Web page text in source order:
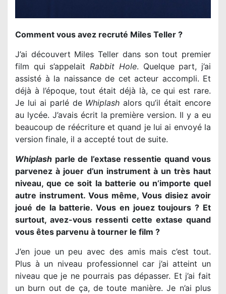
Comment vous avez recruté Miles Teller ?
J’ai découvert Miles Teller dans son tout premier
film qui s’appelaitRabbit Hole. Quelque part, j’ai
assisté à la naissance de cet acteur accompli. Et
déjà à l’époque, tout était déjà là, ce qui est rare.
Je lui ai parlé de Whiplash alors qu’il était encore
au lycée. J’avais écrit la première version. Il y a eu
beaucoup de réécriture et quand je lui ai envoyé la
version finale, il a accepté tout de suite.
Whiplash parle de l’extase ressentie quand vous
parvenez à jouer d’un instrument à un très haut
niveau, que ce soit la batterie ou n’importe quel
autre instrument. Vous même, Vous disiez avoir
joué de la batterie. Vous en jouez toujours ? Et
surtout, avez-vous ressenti cette extase quand
vous êtes parvenu à tourner le film ?
J’en joue un peu avec des amis mais c’est tout.
Plus à un niveau professionnel car j’ai atteint un
niveau que je ne pourrais pas dépasser. Et j’ai fait
un burn out de ça, de toute manière. Je n’ai plus